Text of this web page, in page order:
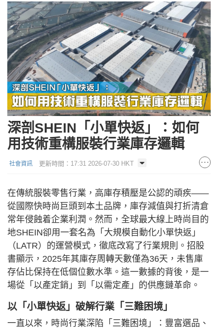
深剖SHEIN「小單快返」：如何
用技術重構服裝行業庫存邏輯
社會資訊 更新時間：17:31 2026-07-30 HKT
在傳統服裝零售行業，高庫存積壓是公認的頑疾——
從國際快時尚巨頭到本土品牌，庫存減值與打折清倉
常年侵蝕着企業利潤。然而，全球最大線上時尚目的
地SHEIN卻用一套名為「大規模自動化小單快返」
（LATR）的運營模式，徹底改寫了行業規則。招股
書顯示，2025年其庫存周轉天數僅為36天，未售庫
存佔比保持在低個位數水準。這一數據的背後，是一
場從「以產定銷」到「以需定產」的供應鏈革命。
以「小單快返」破解行業「三難困境」
一直以來，時尚行業深陷「三難困境」：豐富選品、